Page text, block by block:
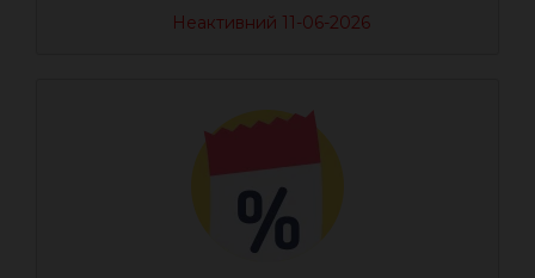
Неактивний 11-06-2026